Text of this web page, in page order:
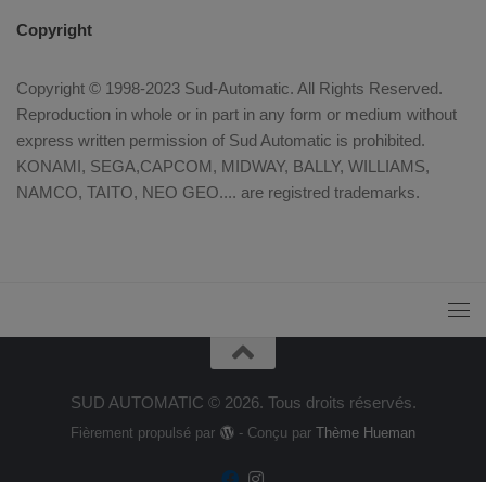
Copyright
Copyright © 1998-2023 Sud-Automatic. All Rights Reserved.
Reproduction in whole or in part in any form or medium without
express written permission of Sud Automatic is prohibited.
KONAMI, SEGA,CAPCOM, MIDWAY, BALLY, WILLIAMS,
NAMCO, TAITO, NEO GEO.... are registred trademarks.
SUD AUTOMATIC © 2026. Tous droits réservés.
Fièrement propulsé par - Conçu par Thème Hueman